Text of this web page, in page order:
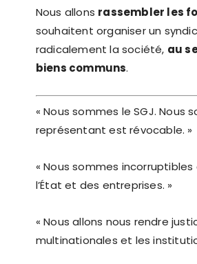
Nous allons rassembler les
souhaitent organiser un
radicalement la société, au
biens communs.
« Nous sommes le SGJ.
représentant est révocable. »
« Nous sommes
l’État et des entreprises. »
« Nous allons nous rendre
multinationales et les